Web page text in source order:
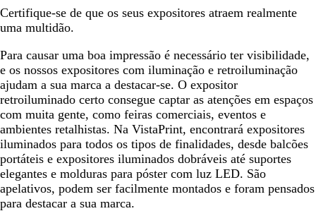
Certifique-se de que os seus expositores atraem realmente
uma multidão.
Para causar uma boa impressão é necessário ter visibilidade,
e os nossos expositores com iluminação e retroiluminação
ajudam a sua marca a destacar-se. O expositor
retroiluminado certo consegue captar as atenções em espaços
com muita gente, como feiras comerciais, eventos e
ambientes retalhistas. Na VistaPrint, encontrará expositores
iluminados para todos os tipos de finalidades, desde balcões
portáteis e expositores iluminados dobráveis até suportes
elegantes e molduras para póster com luz LED. São
apelativos, podem ser facilmente montados e foram pensados
para destacar a sua marca.